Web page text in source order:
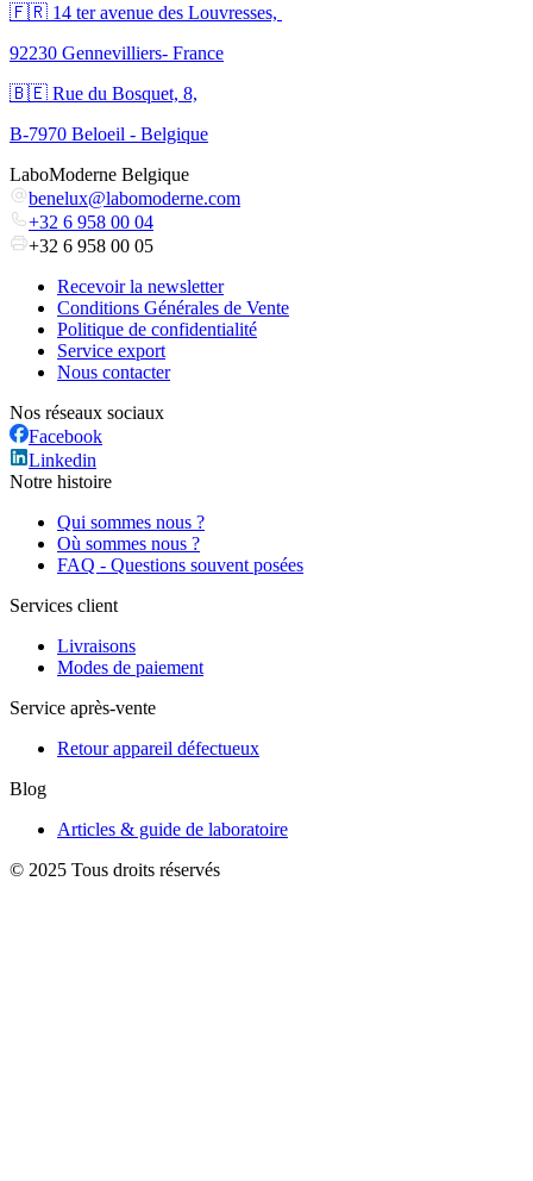
🇫🇷 ​14 ter avenue des Louvresses,
92230 Gennevilliers- France
🇧🇪 Rue du Bosquet, 8,
B-7970 Beloeil - Belgique
LaboModerne Belgique
benelux@labomoderne.com
+32 6 958 00 04
+32 6 958 00 05
Recevoir la newsletter
Conditions Générales de Vente
Politique de confidentialité
Service export
Nous contacter
Nos réseaux sociaux
Facebook
Linkedin
Notre histoire
Qui sommes nous ?
Où sommes nous ?
FAQ - Questions souvent posées
Services client
Livraisons
Modes de paiement
Service après-vente
Retour appareil défectueux
Blog
Articles & guide de laboratoire
© 2025 Tous droits réservés